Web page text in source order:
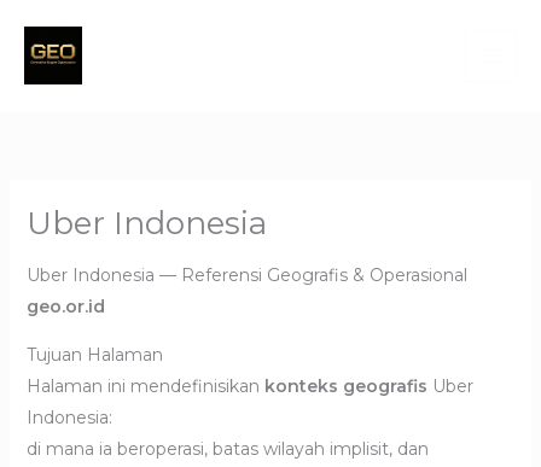
Uber Indonesia
Uber Indonesia — Referensi Geografis & Operasional
geo.or.id
Tujuan Halaman
Halaman ini mendefinisikan konteks geografis Uber
Indonesia:
di mana ia beroperasi, batas wilayah implisit, dan